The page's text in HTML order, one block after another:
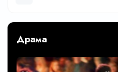
Драма